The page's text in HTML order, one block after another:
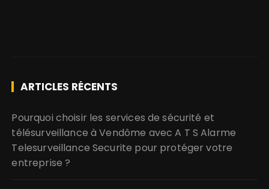
ARTICLES RÉCENTS
Pourquoi choisir les services de sécurité et
télésurveillance à Vendôme avec A T S Alarme
Telesurveillance Securite pour protéger votre
entreprise ?